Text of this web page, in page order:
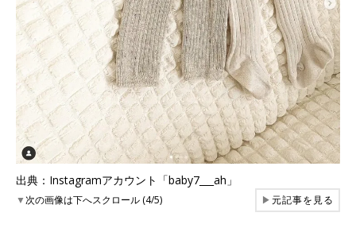
出典：Instagramアカウント「baby7___ah」
▼次の画像は下へスクロール (4/5) ▶元記事を見る